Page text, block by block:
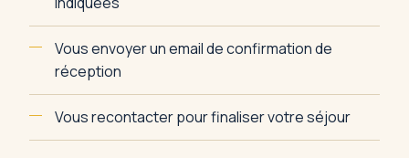
Vous envoyer un email de confirmation de
réception
Vous recontacter pour finaliser votre séjour